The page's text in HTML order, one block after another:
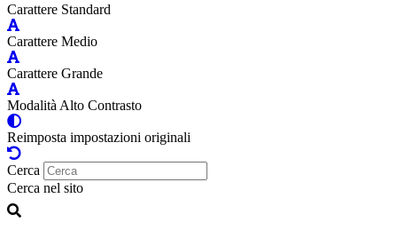
Carattere Standard
Carattere Medio
Carattere Grande
Modalità Alto Contrasto
Reimposta impostazioni originali
Cerca
Cerca nel sito